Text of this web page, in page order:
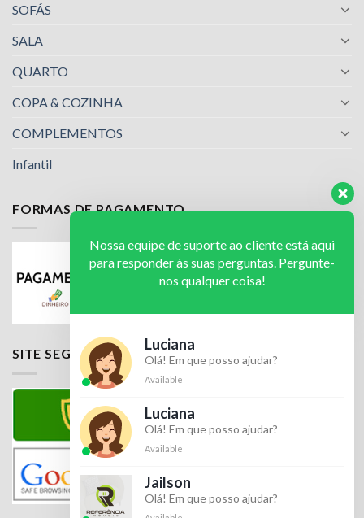
SOFÁS
SALA
QUARTO
COPA & COZINHA
COMPLEMENTOS
Infantil
FORMAS DE PAGAMENTO
SITE SEGURO
Nossa equipe de suporte ao cliente está aqui
para responder às suas perguntas. Pergunte-
nos qualquer coisa!
Luciana
Olá! Em que posso ajudar?
Available
Luciana
Olá! Em que posso ajudar?
Available
Jailson
Olá! Em que posso ajudar?